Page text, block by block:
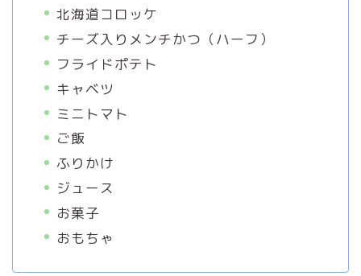
北海道コロッケ
チーズ入りメンチかつ（ハーフ）
フライドポテト
キャベツ
ミニトマト
ご飯
ふりかけ
ジュース
お菓子
おもちゃ